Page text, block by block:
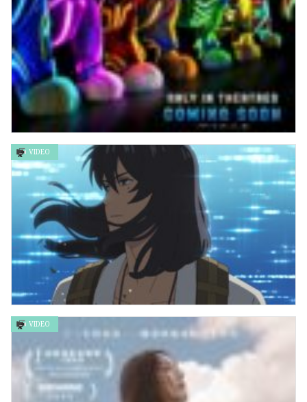
汪汪隊立大功：超班大電影 PAW PATROL: THE MIGHTY
MOVIE IS IN THEATRES
鈴芽之旅 Suzume
VIDEO
VIDEO